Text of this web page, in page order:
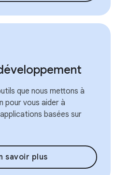
que nous mettons à
pour vous aider à
basées sur
savoir plus